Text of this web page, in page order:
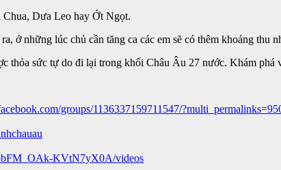
Chua, Dưa Leo hay Ớt Ngọt.
ở những lúc chủ cần tăng ca các em sẽ có thêm khoảng thu
thỏa sức tự do đi lại trong khối Châu Âu 27 nước. Khám
groups/1136337159711547/
KVtN7yX0A/videos